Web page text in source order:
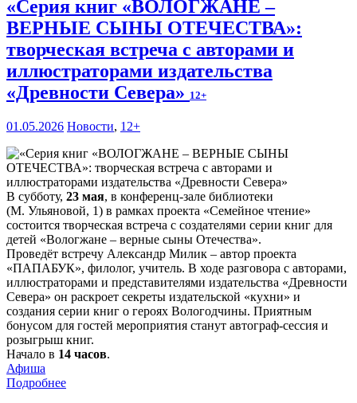
«Серия книг «ВОЛОГЖАНЕ –
ВЕРНЫЕ СЫНЫ ОТЕЧЕСТВА»:
творческая встреча с авторами и
иллюстраторами издательства
«Древности Севера» 12+
01.05.2026 Новости, 12+
В субботу, 23 мая, в конференц-зале библиотеки
(М. Ульяновой, 1) в рамках проекта «Семейное чтение»
состоится творческая встреча с создателями серии книг для
детей «Вологжане – верные сыны Отечества».
Проведёт встречу Александр Милик – автор проекта
«ПАПАБУК», филолог, учитель. В ходе разговора с авторами,
иллюстраторами и представителями издательства «Древности
Севера» он раскроет секреты издательской «кухни» и
создания серии книг о героях Вологодчины. Приятным
бонусом для гостей мероприятия станут автограф-сессия и
розыгрыш книг.
Начало в 14 часов.
Афиша
Подробнее